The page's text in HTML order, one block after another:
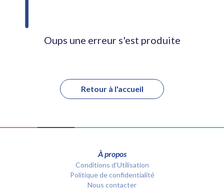
Oups une erreur s'est produite
Retour à l'accueil
À propos
Conditions d’Utilisation
Politique de confidentialité
Nous contacter